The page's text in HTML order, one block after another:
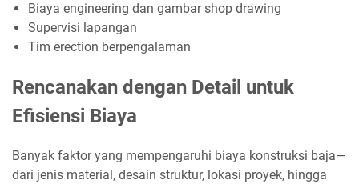
Biaya engineering dan gambar shop drawing
Supervisi lapangan
Tim erection berpengalaman
Rencanakan dengan Detail untuk
Efisiensi Biaya
Banyak faktor yang mempengaruhi biaya konstruksi baja—
dari jenis material, desain struktur, lokasi proyek, hingga